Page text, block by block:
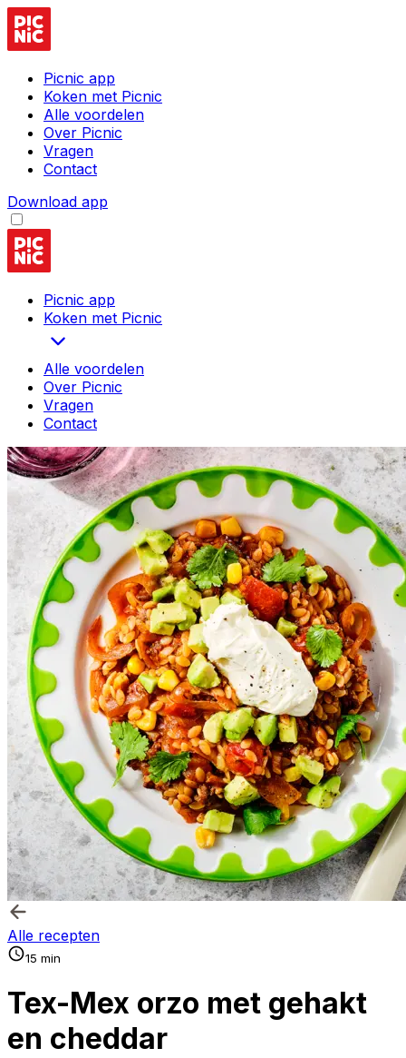
Picnic app
Koken met Picnic
Alle voordelen
Over Picnic
Vragen
Contact
Download app
Picnic app
Koken met Picnic
Alle voordelen
Over Picnic
Vragen
Contact
Alle recepten
15 min
Tex-Mex orzo met gehakt
en cheddar